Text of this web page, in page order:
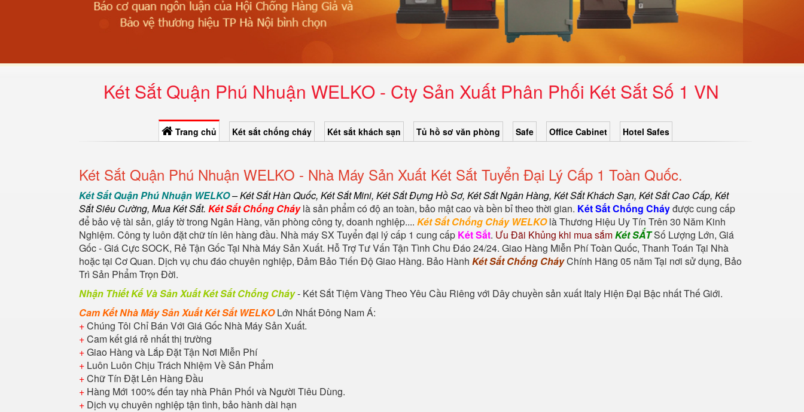
Két Sắt Quận Phú Nhuận WELKO - Cty Sản Xuất Phân Phối Két Sắt Số 1 VN
Trang chủ Két sắt chống cháy Két sắt khách sạn Tủ hồ sơ văn phòng Safe Office Cabinet Hotel Safes
Két Sắt Quận Phú Nhuận WELKO - Nhà Máy Sản Xuất Két Sắt Tuyển Đại Lý Cấp 1 Toàn Quốc.
Két Sắt Quận Phú Nhuận WELKO–Két Sắt Hàn Quốc, Két Sắt Mini, Két Sắt Đựng Hồ Sơ, Két Sắt Ngân Hàng, Két Sắt Khách Sạn, Két Sắt Cao Cấp, Két
Sắt Siêu Cường, Mua Két Sắt. Két Sắt Chống Cháylà sản phẩm có độ an toàn, bảo mật cao và bền bỉ theo thời gian. Két Sắt Chống Cháyđược cung cấp
để bảo vệ tài sản, giấy tờ trong Ngân Hàng, văn phòng công ty, doanh nghiệp.... Két Sắt Chống Cháy WELKOlà Thương Hiệu Uy Tín Trên 30 Năm Kinh
Nghiệm. Công ty luôn đặt chữ tín lên hàng đầu. Nhà máy SX Tuyển đại lý cấp 1 cung cấp Két Sắt. Ưu Đãi Khủng khi mua sắmKét SẮTSố Lượng Lớn, Giá
Gốc - Giá Cực SOCK, Rẻ Tận Gốc Tại Nhà Máy Sản Xuất. Hỗ Trợ Tư Vấn Tận Tình Chu Đáo 24/24. Giao Hàng Miễn Phí Toàn Quốc, Thanh Toán Tại Nhà
hoặc tại Cơ Quan. Dịch vụ chu đáo chuyên nghiệp, Đảm Bảo Tiến Độ Giao Hàng. Bảo Hành Két Sắt Chống CháyChính Hãng 05 năm Tại nơi sử dụng, Bảo
Trì Sản Phẩm Trọn Đời.
Nhận Thiết Kế Và Sản Xuất Két Sắt Chống Cháy- Két Sắt Tiệm Vàng Theo Yêu Cầu Riêng với Dây chuyền sản xuất Italy Hiện Đại Bậc nhất Thế Giới.
Cam Kết Nhà Máy Sản Xuất Két Sắt WELKOLớn Nhất Đông Nam Á:
+Chúng Tôi Chỉ Bán Với Giá Gốc Nhà Máy Sản Xuất.
+Cam kết giá rẻ nhất thị trường
+Giao Hàng và Lắp Đặt Tận Nơi Miễn Phí
+ Luôn Luôn Chịu Trách Nhiệm Về Sản Phẩm
+Chữ Tín Đặt Lên Hàng Đầu
+ Hàng Mới 100% đến tay nhà Phân Phối và Người Tiêu Dùng.
+ Dịch vụ chuyên nghiệp tận tình, bảo hành dài hạn